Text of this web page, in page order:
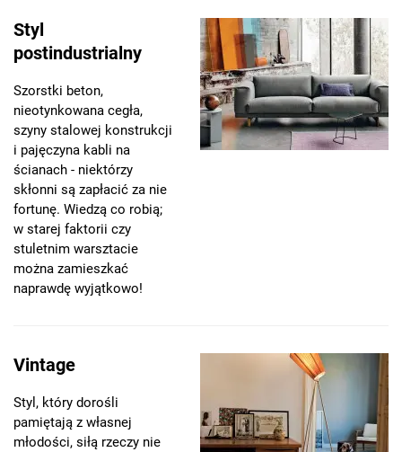
Styl
postindustrialny
Szorstki beton,
nieotynkowana cegła,
szyny stalowej konstrukcji
i pajęczyna kabli na
ścianach - niektórzy
skłonni są zapłacić za nie
fortunę. Wiedzą co robią;
w starej faktorii czy
stuletnim warsztacie
można zamieszkać
naprawdę wyjątkowo!
Vintage
Styl, który dorośli
pamiętają z własnej
młodości, siłą rzeczy nie